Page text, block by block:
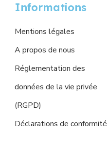
Informations
Mentions légales
A propos de nous
Réglementation des
données de la vie privée
(RGPD)
Déclarations de conformité